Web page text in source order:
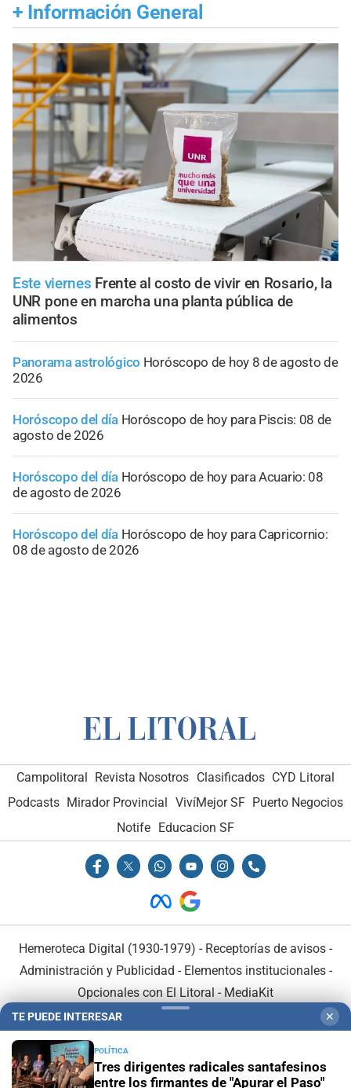
+ Información General
Este viernes Frente al costo de vivir en Rosario, la
UNR pone en marcha una planta pública de
alimentos
Panorama astrológico Horóscopo de hoy 8 de agosto de
2026
Horóscopo del día Horóscopo de hoy para Piscis: 08 de
agosto de 2026
Horóscopo del día Horóscopo de hoy para Acuario: 08
de agosto de 2026
Horóscopo del día Horóscopo de hoy para Capricornio:
08 de agosto de 2026
Campolitoral Revista Nosotros Clasificados CYD Litoral
Podcasts Mirador Provincial VivíMejor SF Puerto Negocios
Notife
Educacion SF
Hemeroteca Digital (1930-1979) - Receptorías de avisos -
Administración y Publicidad - Elementos institucionales-
Opcionales con El Litoral - MediaKit
TE PUEDE INTERESAR ✕
POLÍTICA
Tres dirigentes radicales santafesinos
entre los firmantes de "Apurar el Paso"